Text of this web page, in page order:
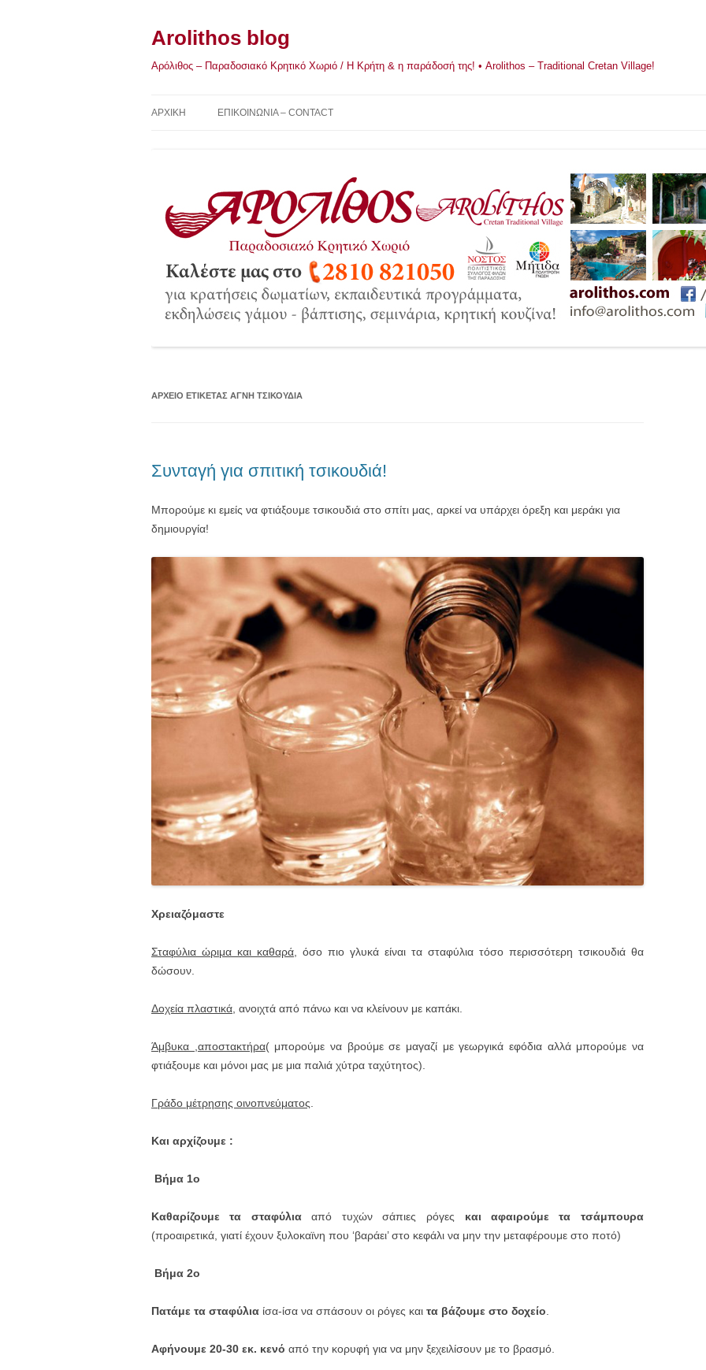
Arolithos blog
Αρόλιθος – Παραδοσιακό Κρητικό Χωριό / Η Κρήτη & η παράδοσή της! • Arolithos – Traditional Cretan Village!
ΑΡΧΙΚΉ ΕΠΙΚΟΙΝΩΝΙΑ – CONTACT
ΑΡΧΕΊΟ ΕΤΙΚΈΤΑΣ ΑΓΝΉ ΤΣΙΚΟΥΔΙΆ
Συνταγή για σπιτική τσικουδιά!
Μπορούμε κι εμείς να φτιάξουμε τσικουδιά στο σπίτι μας, αρκεί να υπάρχει όρεξη και μεράκι για
δημιουργία!
Χρειαζόμαστε
Σταφύλια ώριμα και καθαρά , όσο πιο γλυκά είναι τα σταφύλια τόσο περισσότερη τσικουδιά θα
δώσουν.
Δοχεία πλαστικά, ανοιχτά από πάνω και να κλείνουν με καπάκι.
Άμβυκα ,αποστακτήρα( μπορούμε να βρούμε σε μαγαζί με γεωργικά εφόδια αλλά μπορούμε να
φτιάξουμε και μόνοι μας με μια παλιά χύτρα ταχύτητος).
Γράδο μέτρησης οινοπνεύματος
Και αρχίζουμε :
Βήμα 1ο
Καθαρίζουμε τα σταφύλια από τυχών σάπιες ρόγες και αφαιρούμε τα τσάμπουρα
(προαιρετικά, γιατί έχουν ξυλοκαϊνη που ‘βαράει’ στο κεφάλι να μην την μεταφέρουμε στο ποτό)
Βήμα 2ο
Πατάμε τα σταφύλια ίσα-ίσα να σπάσουν οι ρόγες και τα βάζουμε στο δοχείο
Αφήνουμε 20-30 εκ. κενό από την κορυφή για να μην ξεχειλίσουν με το βρασμό.